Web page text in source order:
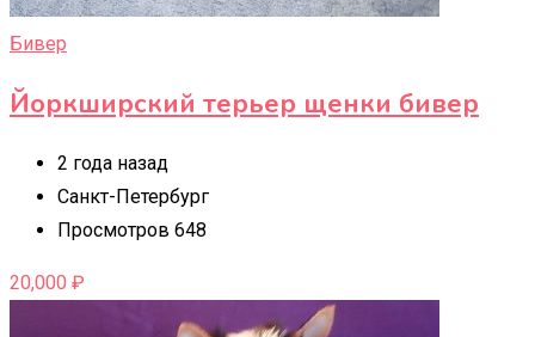
Бивер
Йоркширский терьер щенки бивер
2 года назад
Санкт-Петербург
Просмотров 648
20,000 ₽